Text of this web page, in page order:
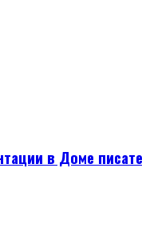
в Доме